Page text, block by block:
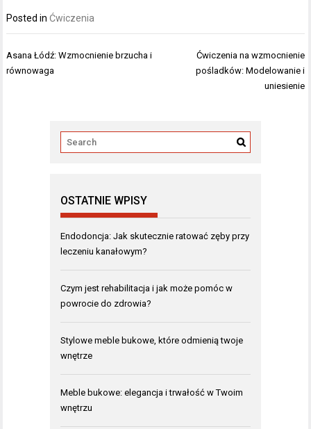
Posted in Ćwiczenia
Nawigacja
wpisu
Asana Łódź: Wzmocnienie brzucha i
równowaga
Ćwiczenia na wzmocnienie
pośladków: Modelowanie i
uniesienie
OSTATNIE WPISY
Endodoncja: Jak skutecznie ratować zęby przy
leczeniu kanałowym?
Czym jest rehabilitacja i jak może pomóc w
powrocie do zdrowia?
Stylowe meble bukowe, które odmienią twoje
wnętrze
Meble bukowe: elegancja i trwałość w Twoim
wnętrzu